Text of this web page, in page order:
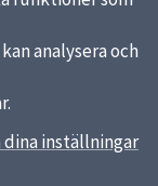
analysera och
dina inställningar